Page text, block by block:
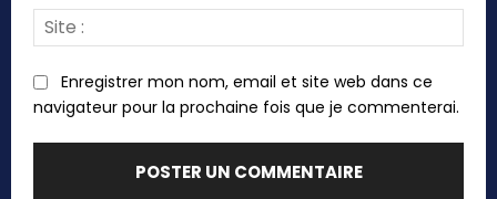
:
Enregistrer mon nom, email et site web dans ce
navigateur pour la prochaine fois que je commenterai.